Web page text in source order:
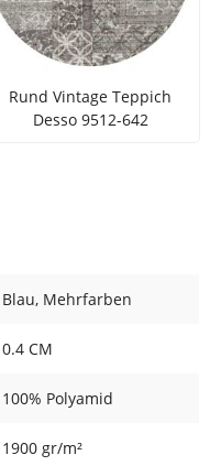
Rund Vintage Teppich
Desso 9512-642
Blau, Mehrfarben
0.4 CM
100% Polyamid
1900 gr/m²